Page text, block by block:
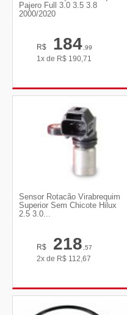
Pajero Full 3.0 3.5 3.8
2000/2020
R$ 184,99
1x de R$ 190,71
Sensor Rotacão Virabrequim
Superior Sem Chicote Hilux
2.5 3.0...
R$ 218,57
2x de R$ 112,67